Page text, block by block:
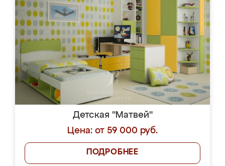
Детская "Матвей"
Цена: от 59 000 руб.
ПОДРОБНЕЕ